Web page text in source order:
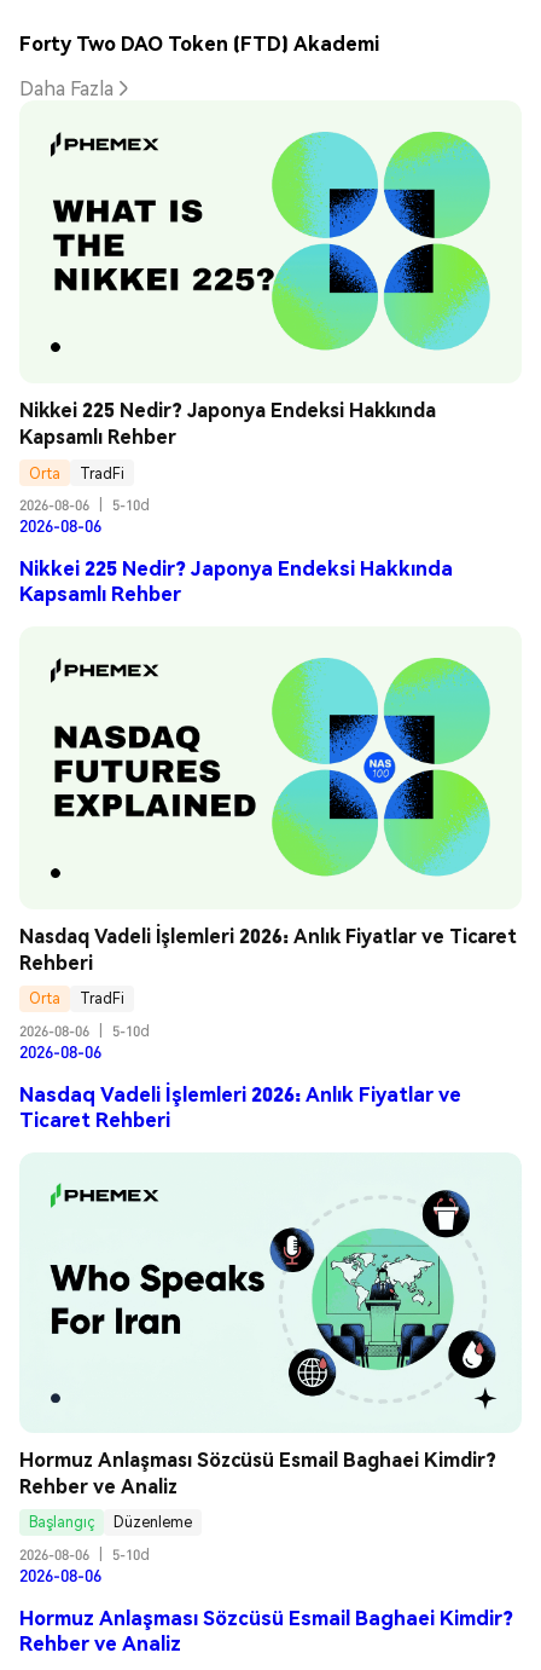
Forty Two DAO Token (FTD) Akademi
Daha Fazla
Nikkei 225 Nedir? Japonya Endeksi Hakkında
Kapsamlı Rehber
Orta
TradFi
2026-08-06
5-10d
2026-08-06
Nikkei 225 Nedir? Japonya Endeksi Hakkında
Kapsamlı Rehber
Nasdaq Vadeli İşlemleri 2026: Anlık Fiyatlar ve Ticaret
Rehberi
Orta
TradFi
2026-08-06
5-10d
2026-08-06
Nasdaq Vadeli İşlemleri 2026: Anlık Fiyatlar ve
Ticaret Rehberi
Hormuz Anlaşması Sözcüsü Esmail Baghaei Kimdir?
Rehber ve Analiz
Başlangıç
Düzenleme
2026-08-06
5-10d
2026-08-06
Hormuz Anlaşması Sözcüsü Esmail Baghaei Kimdir?
Rehber ve Analiz